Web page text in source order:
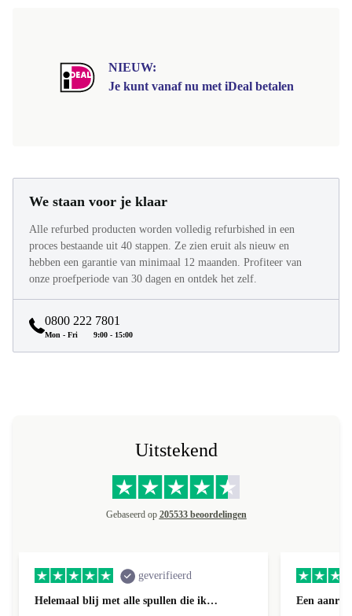
NIEUW:
Je kunt vanaf nu met iDeal betalen
We staan voor je klaar
Alle refurbed producten worden volledig refurbished in een
proces bestaande uit 40 stappen. Ze zien eruit als nieuw en
hebben een garantie van minimaal 12 maanden. Profiteer van
onze proefperiode van 30 dagen en ontdek het zelf.
0800 222 7801
Mon - Fri 9:00 - 15:00
Uitstekend
Gebaseerd op 205533 beoordelingen
geverifieerd
Helemaal blij met alle spullen die ik…
Een